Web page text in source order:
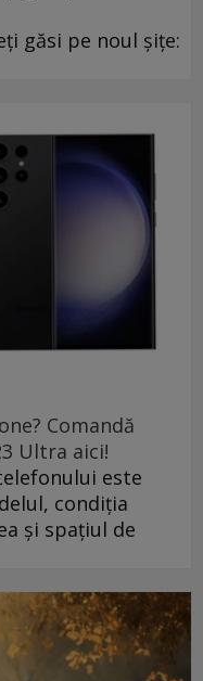
găsi pe noul șițe:
Comandă
Ultra aici!
este
condiția
și spațiul de